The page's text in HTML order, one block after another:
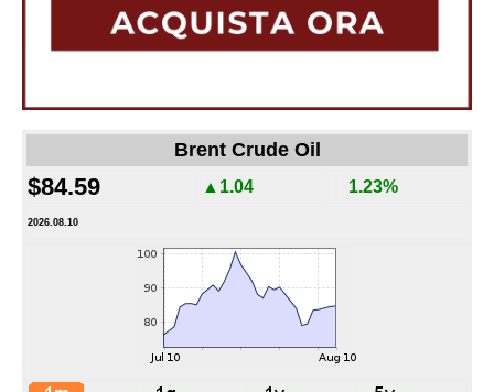
Brent Crude Oil
$84.59 ▲1.04 1.23%
2026.08.10